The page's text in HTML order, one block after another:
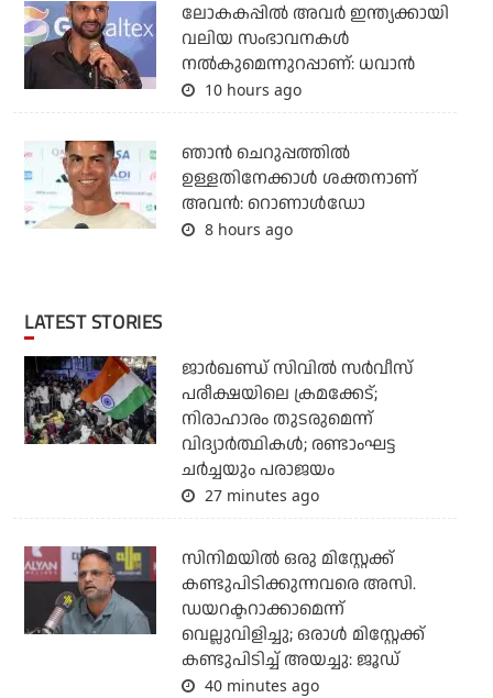
ലോകകപ്പിൽ അവര്‍ ഇന്ത്യക്കായി
വലിയ സംഭാവനകള്‍
നല്‍കുമെന്നുറപ്പാണ്: ധവാന്‍
10 hours ago
ഞാന്‍ ചെറുപ്പത്തില്‍
ഉള്ളതിനേക്കാള്‍ ശക്തനാണ്
അവന്‍: റൊണാള്‍ഡോ
8 hours ago
LATEST STORIES
ജാര്‍ഖണ്ഡ് സിവില്‍ സര്‍വീസ്
പരീക്ഷയിലെ ക്രമക്കേട്;
നിരാഹാരം തുടരുമെന്ന്
വിദ്യാര്‍ത്ഥികള്‍; രണ്ടാംഘട്ട
ചര്‍ച്ചയും പരാജയം
27 minutes ago
സിനിമയില്‍ ഒരു മിസ്റ്റേക്ക്
കണ്ടുപിടിക്കുന്നവരെ അസി.
ഡയറക്ടറാക്കാമെന്ന്
വെല്ലുവിളിച്ചു; ഒരാള്‍ മിസ്റ്റേക്ക്
കണ്ടുപിടിച്ച് അയച്ചു: ജൂഡ്
40 minutes ago